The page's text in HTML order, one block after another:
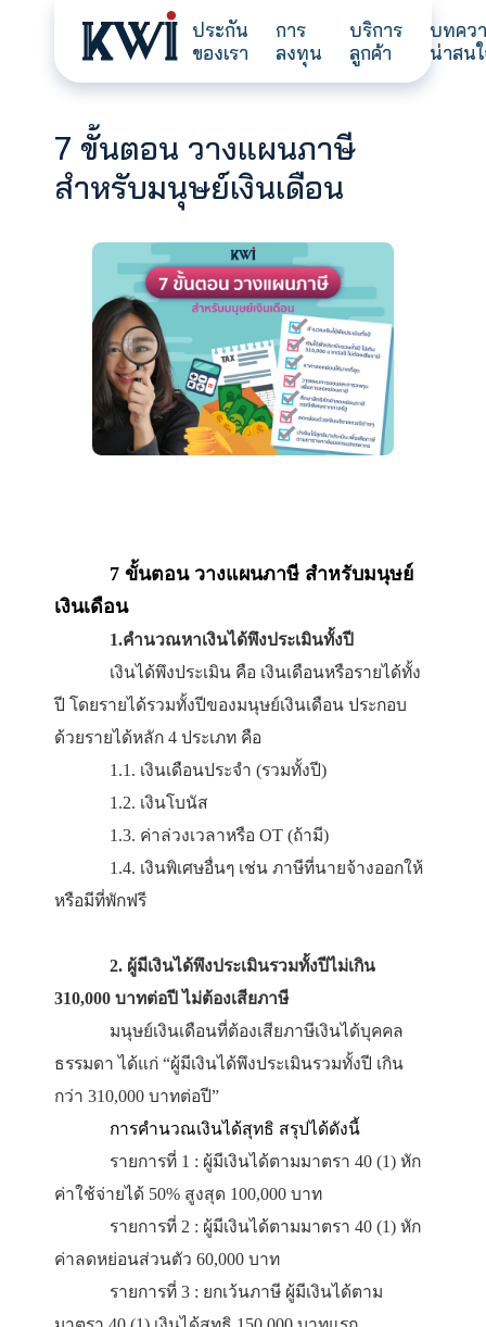
ประกัน
ของเรา
การ
ลงทุน
บริการ
ลูกค้า
7 ขั้นตอน วางแผนภาษี
สำหรับมนุษย์เงินเดือน
7ขั้นตอน วางแผนภาษี สำหรับมนุษ
เงินเดือน
1.คำนวณหาเงินได้พึงประเมินทั้งปี
เงินได้พึงประเมิน คือ เงินเดือนหรือรายได้
ปี โดยรายได้รวมทั้งปีของมนุษย์เงินเดือน ประกอบ
ด้วยรายได้หลัก 4 ประเภท คือ
1.2. เงินโบนัส
1.3. ค่าล่วงเวลาหรือ
1.4. เงินพิเศษอื่นๆ เช่น ภาษีที่นายจ้างออก
หรือมีที่พักฟรี
ผู้มีเงินได้พึงประเมินรวมทั้งปีไม่เกิน
310,000 บาทต่อปี ไม่ต้องเสียภาษี
มนุษย์เงินเดือนที่ต้องเสียภาษีเงินได้บุคคล
ธรรมดา ได้แก่ “ผู้มีเงินได้พึงประเมินรวมทั้ง
310,000 บาทต่อปี”